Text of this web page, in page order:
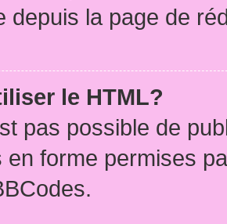
depuis la page de
le HTML?
pas possible de
en forme permises